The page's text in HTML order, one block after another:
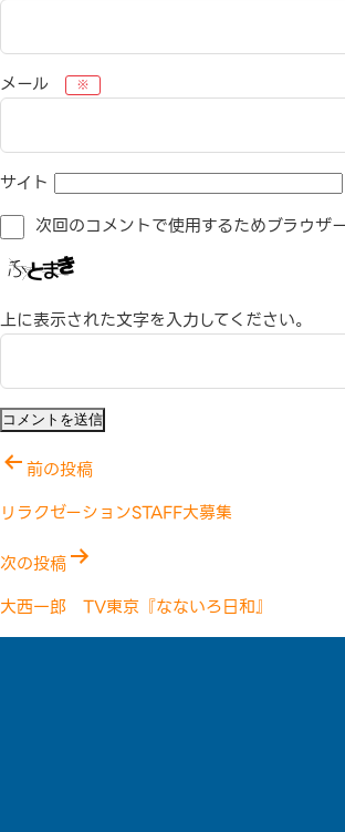
メール ※
サイト
次回のコメントで使用するためブラウザ
上に表示された文字を入力してください。
投
稿
ナ
ゲ
前の投稿
リラクゼーションSTAFF大募集
次の投稿
大西一郎 TV東京『なないろ日和』